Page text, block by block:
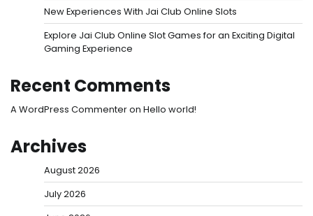
New Experiences With Jai Club Online Slots
Explore Jai Club Online Slot Games for an Exciting Digital
Gaming Experience
Recent Comments
A WordPress Commenteron Hello world!
Archives
August 2026
July 2026